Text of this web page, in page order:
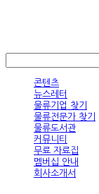
콘텐츠
뉴스레터
물류기업 찾기
물류전문가 찾기
물류도서관
커뮤니티
무료 자료집
멤버십 안내
회사소개서